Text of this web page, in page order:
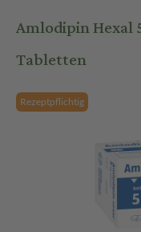
Amlodipin Hexal
Tabletten
Rezeptpflichtig